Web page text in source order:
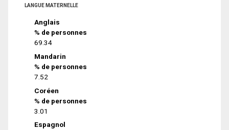
LANGUE MATERNELLE
Anglais
% de personnes
69.34
Mandarin
% de personnes
7.52
Coréen
% de personnes
3.01
Espagnol